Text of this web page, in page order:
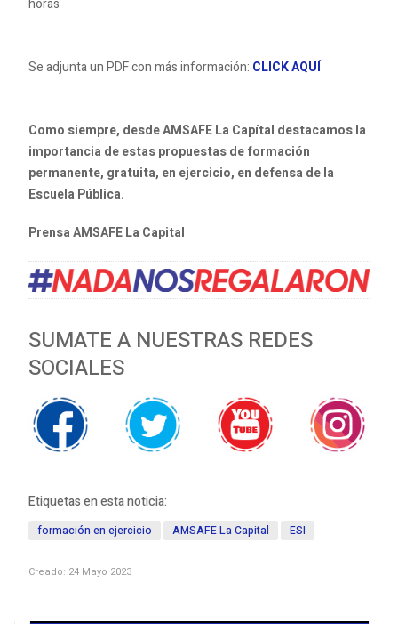
horas
Se adjunta un PDF con más información: CLICK AQUÍ
Como siempre, desde AMSAFE La Capítal destacamos la
importancia de estas propuestas de formación
permanente, gratuita, en ejercicio, en defensa de la
Escuela Pública.
Prensa AMSAFE La Capital
SUMATE A NUESTRAS REDES
SOCIALES
Etiquetas en esta noticia:
formación en ejercicio AMSAFE La Capital ESI
Creado: 24 Mayo 2023